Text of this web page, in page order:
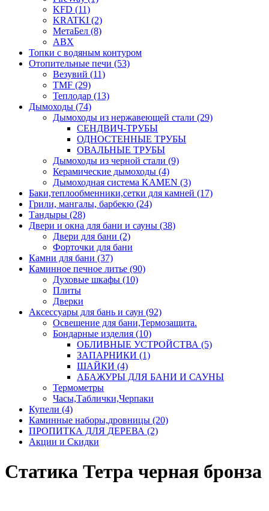
KFD (11)
KRATKI (2)
МетаБел (8)
ABX
Топки с водяным контуром
Отопительные печи (53)
Везувий (11)
TMF (29)
Теплодар (13)
Дымоходы (74)
Дымоходы из нержавеющей стали (29)
СЕНДВИЧ-ТРУБЫ
ОДНОСТЕННЫЕ ТРУБЫ
ОВАЛЬНЫЕ ТРУБЫ
Дымоходы из черной стали (9)
Керамические дымоходы (4)
Дымоходная система KAMEN (3)
Баки,теплообменники,сетки для камней (17)
Грили, мангалы, барбекю (24)
Тандыры (28)
Двери и окна для бани и сауны (38)
Двери для бани (2)
Форточки для бани
Камни для бани (37)
Каминное печное литье (90)
Духовые шкафы (10)
Плиты
Дверки
Аксессуары для бань и саун (92)
Освещение для бани,Термозащита.
Бондарные изделия (10)
ОБЛИВНЫЕ УСТРОЙСТВА (5)
ЗАПАРНИКИ (1)
ШАЙКИ (4)
АБАЖУРЫ ДЛЯ БАНИ И САУНЫ
Термометры
Часы,Таблички,Черпаки
Купели (4)
Каминные наборы,дровницы (20)
ПРОПИТКА ДЛЯ ДЕРЕВА (2)
Акции и Скидки
Статика Тетра черная бронза